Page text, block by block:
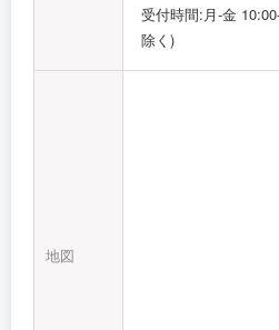
受付時間:月‐金
除く)
地図